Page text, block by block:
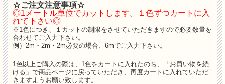
☆ご注文注意事項☆
◎1メートル単位でカットします。１色ずつカートに入
れて下さい◎
※1色につき、１カットの制限をさせていただきますので必要数量を
合わせてご入力下さい。
例）2m・2m・2m必要の場合、6mでご入力下さい。
1色以上ご購入の際は、1色をカートに入れたのち、「お買い物を続
ける」で商品ページに戻っていただき、再度カートに入れていただ
きますようお願い致します。